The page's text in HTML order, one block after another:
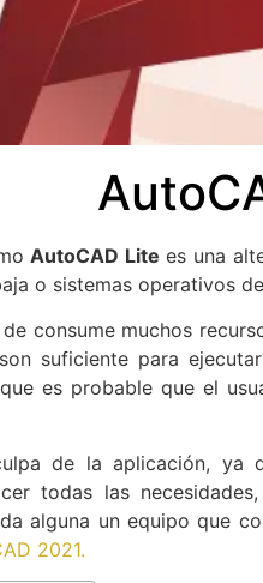
AutoCAD Lite es una
o sistemas operativos
consume muchos
suficiente para
es probable que el
de la aplicación, ya
todas las
alguna un equipo que
2021.